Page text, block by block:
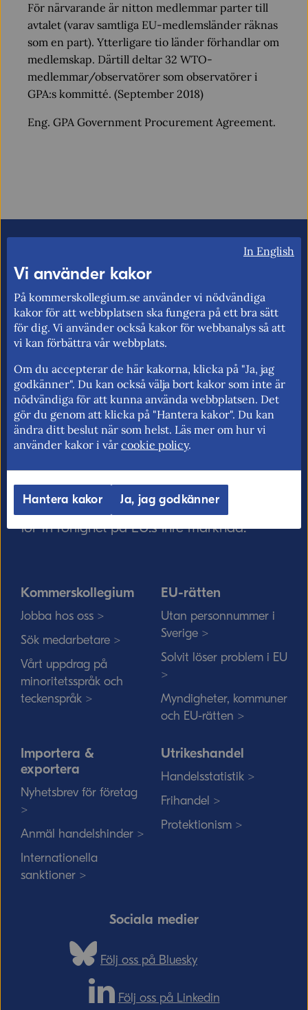
För närvarande är nitton medlemmar parter till
avtalet (varav samtliga EU-medlemsländer räknas
som en part). Ytterligare tio länder förhandlar om
medlemskap. Därtill deltar 32 WTO-
medlemmar/observatörer som observatörer i
GPA:s kommitté. (September 2018)
Eng. GPA Government Procurement Agreement.
Kommerskollegium – Sveriges myndighet
för utrikeshandel, EU:s inre marknad och
handelspolitik. Vi verkar för frihandel och
för fri rörlighet på EU:s inre marknad.
Kommerskollegium
Jobba hos oss >
Sök medarbetare >
Vårt uppdrag på
minoritetsspråk och
teckenspråk >
EU-rätten
Utan personnummer i
Sverige >
Solvit löser problem i EU
>
Myndigheter, kommuner
och EU-rätten >
Importera &
exportera
Nyhetsbrev för företag
>
Anmäl handelshinder >
Internationella
sanktioner >
Utrikeshandel
Handelsstatistik >
Frihandel >
Protektionism >
Sociala medier
Följ oss på Bluesky
Följ oss på Linkedin
In English
Vi använder kakor
På kommerskollegium.se använder vi nödvändiga
kakor för att webbplatsen ska fungera på ett bra sätt
för dig. Vi använder också kakor för webbanalys så att
vi kan förbättra vår webbplats.
Om du accepterar de här kakorna, klicka på "Ja, jag
godkänner". Du kan också välja bort kakor som inte är
nödvändiga för att kunna använda webbplatsen. Det
gör du genom att klicka på "Hantera kakor". Du kan
ändra ditt beslut när som helst. Läs mer om hur vi
använder kakor i vår cookie policy.
Hantera kakor Ja, jag godkänner